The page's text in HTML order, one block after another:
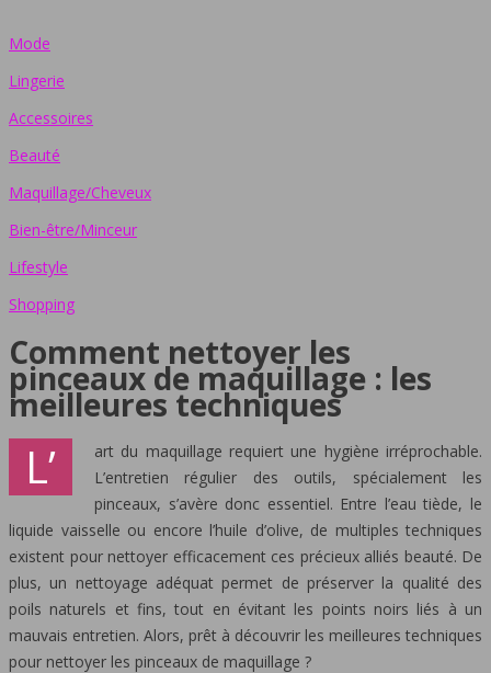
Mode
Lingerie
Accessoires
Beauté
Maquillage/Cheveux
Bien-être/Minceur
Lifestyle
Shopping
Comment nettoyer les
pinceaux de maquillage : les
meilleures techniques
L’
art du maquillage requiert une hygiène irréprochable.
L’entretien régulier des outils, spécialement les
pinceaux, s’avère donc essentiel. Entre l’eau tiède, le
liquide vaisselle ou encore l’huile d’olive, de multiples techniques
existent pour nettoyer efficacement ces précieux alliés beauté. De
plus, un nettoyage adéquat permet de préserver la qualité des
poils naturels et fins, tout en évitant les points noirs liés à un
mauvais entretien. Alors, prêt à découvrir les meilleures techniques
pour nettoyer les pinceaux de maquillage ?